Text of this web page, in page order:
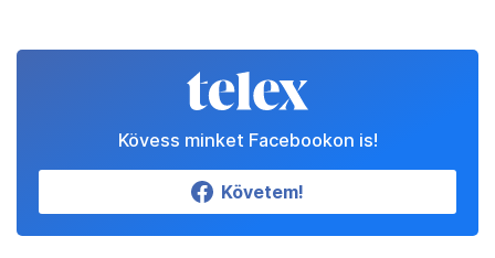
Kövess minket Facebookon is!
Követem!